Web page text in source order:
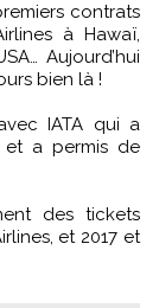
contrats
à Hawaï,
Aujourd’hui
bien là !
IATA qui a
et a permis de
des tickets
et 2017 et